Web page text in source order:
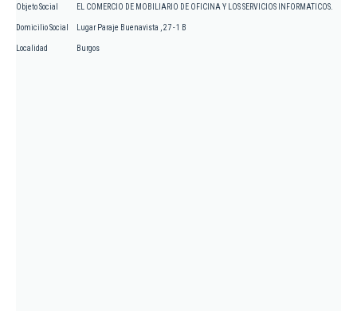
Objeto Social EL COMERCIO DE MOBILIARIO DE OFICINA Y LOS SERVICIOS INFORMATICOS.
Domicilio Social Lugar Paraje Buenavista , 27 - 1 B
Localidad Burgos